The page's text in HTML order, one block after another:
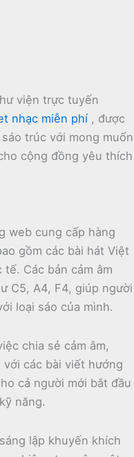
viện trực tuyến
nhạc miễn phí , được
trúc với mong muốn
cộng đồng yêu thích
web cung cấp hàng
gồm các bài hát Việt
tế. Các bản cảm âm
C5, A4, F4, giúp người
loại sáo của mình.
chia sẻ cảm âm,
các bài viết hướng
cả người mới bắt đầu
năng.
lập khuyến khích